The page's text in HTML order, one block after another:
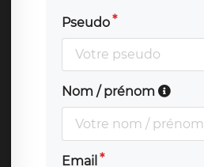
Pseudo
Nom / prénom
Email